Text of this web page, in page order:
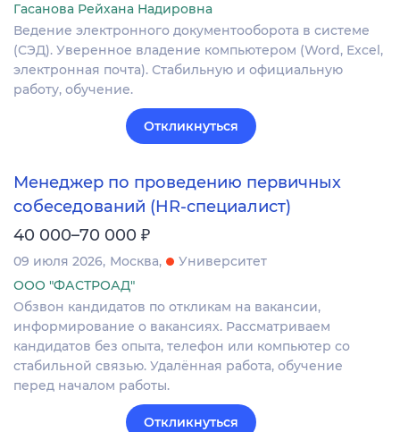
Гасанова Рейхана Надировна
Ведение электронного документооборота в системе
(СЭД). Уверенное владение компьютером (Word, Excel,
электронная почта). Стабильную и официальную
работу, обучение.
Откликнуться
Менеджер по проведению первичных
собеседований (HR-специалист)
40 000–70 000 ₽
09 июля 2026 Москва
Университет
ООО "ФАСТРОАД"
Обзвон кандидатов по откликам на вакансии,
информирование о вакансиях. Рассматриваем
кандидатов без опыта, телефон или компьютер со
стабильной связью. Удалённая работа, обучение
перед началом работы.
Откликнуться